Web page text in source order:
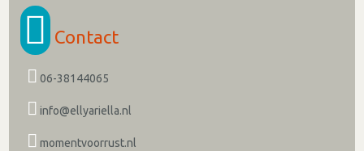
Contact
06-38144065
info@ellyariella.nl
momentvoorrust.nl